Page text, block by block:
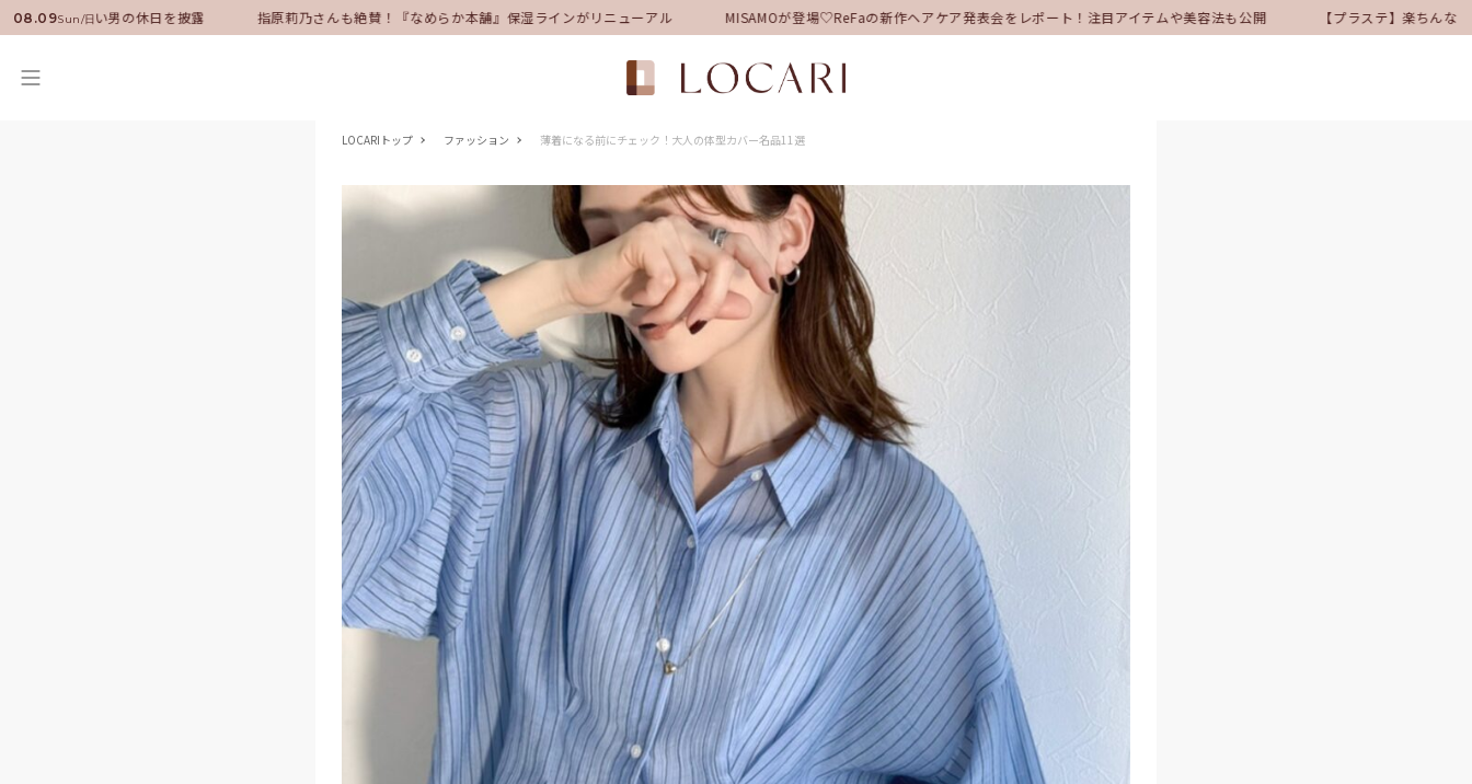
08.09Sun/日
就任！いい男の休日を披露 指原莉乃さんも絶賛！『なめらか本舗』保湿ラインがリニューアル MISAMOが登場♡ReFaの新作ヘアケア発表会をレポート！注目アイテムや美容法も公開 【プラステ】楽ちんなのに
LOCARIトップ ファッション 薄着になる前にチェック！大人の体型カバー名品11選